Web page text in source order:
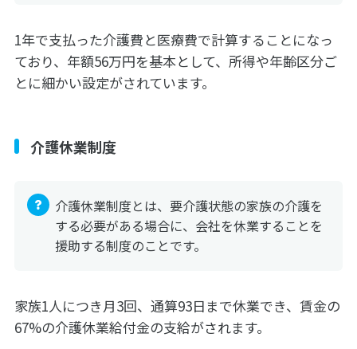
1年で支払った介護費と医療費で計算することになっ
ており、年額56万円を基本として、所得や年齢区分ご
とに細かい設定がされています。
介護休業制度
介護休業制度とは、要介護状態の家族の介護を
する必要がある場合に、会社を休業することを
援助する制度のことです。
家族1人につき月3回、通算93日まで休業でき、賃金の
67%の介護休業給付金の支給がされます。